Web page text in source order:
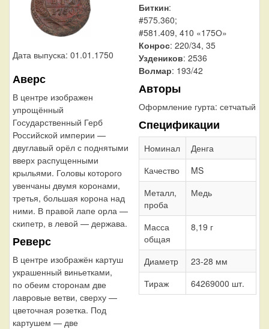
Дата выпуска: 01.01.1750
Аверс
В центре изображен
упрощённый
Государственный Герб
Российской империи —
двуглавый орёл с поднятыми
вверх распущенными
крыльями. Головы которого
увенчаны двумя коронами,
третья, большая корона над
ними. В правой лапе орла —
скипетр, в левой — держава.
Реверс
В центре изображён картуш
украшенный виньетками,
по обеим сторонам две
лавровые ветви, сверху —
цветочная розетка. Под
картушем — две
Биткин:
#575.360;
#581.409, 410 «175О»
Конрос: 220/34, 35
Уздеников: 2536
Волмар: 193/42
Авторы
Оформление гурта: сетчатый
Спецификации
Номинал
Денга
Качество
MS
Металл,
проба
Медь
Масса
общая
8,19 г
Диаметр
23-28 мм
Тираж
64269000 шт.